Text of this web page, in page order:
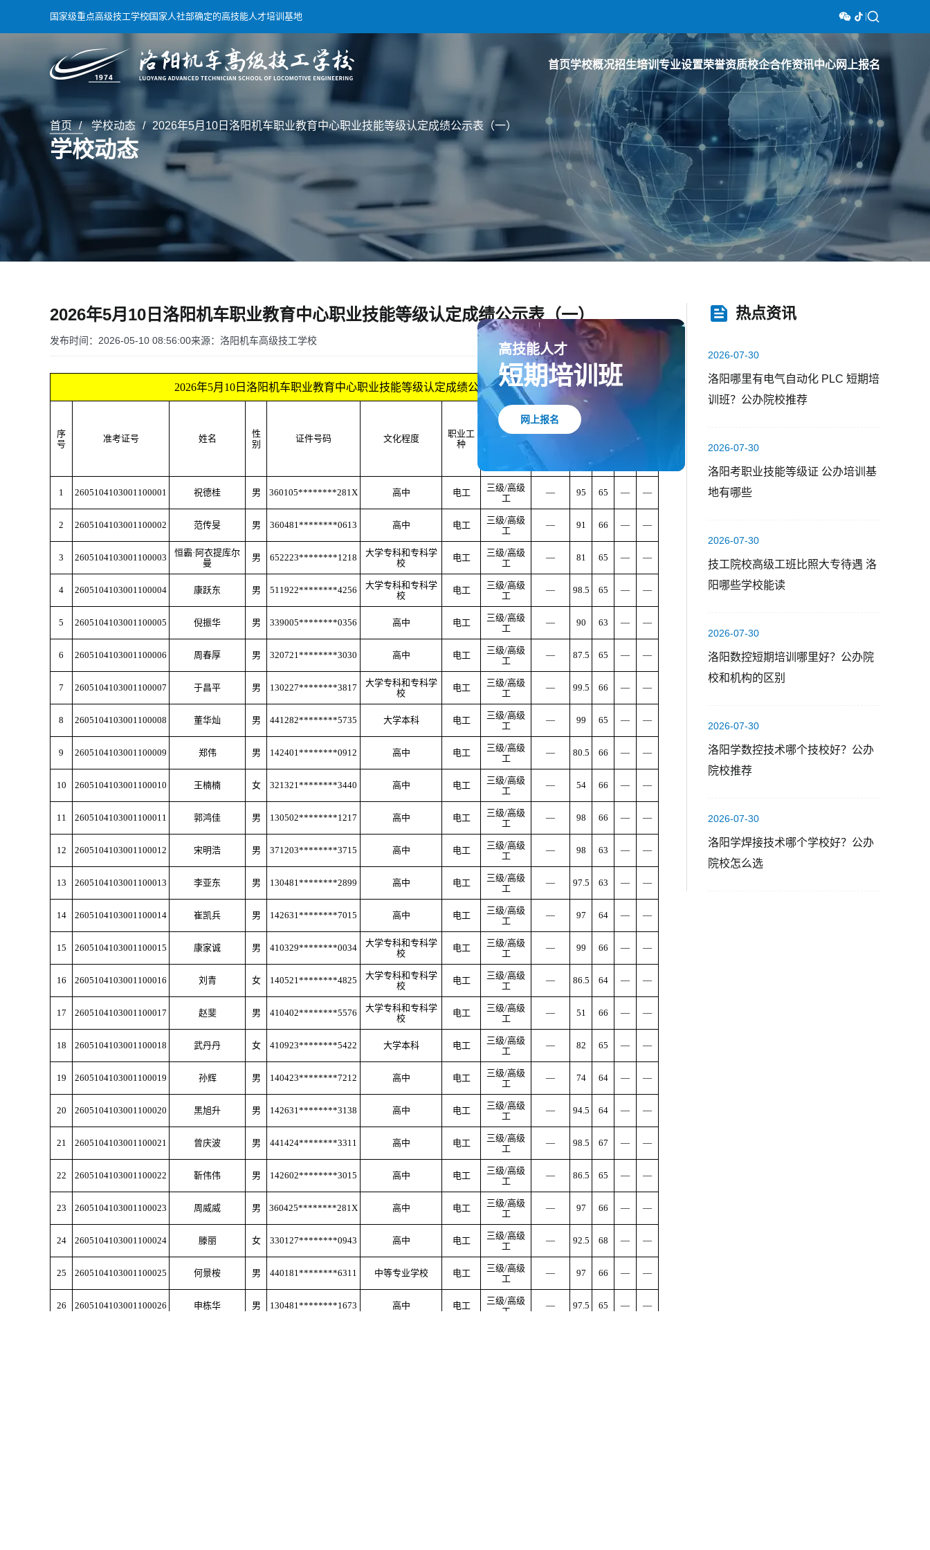
国家级重点高级技工学校 国家人社部确定的高技能人才培训基地
首页学校概况招生培训专业设置荣誉资质校企合作资讯中心网上报名
首页 学校动态 2026年5月10日洛阳机车职业教育中心职业技能等级认定成绩公示表（一）
学校动态
2026年5月10日洛阳机车职业教育中心职业技能等级认定成绩公示表（一）
发布时间：2026-05-10 08:56:00来源：洛阳机车高级技工学校
2026年5月10日洛阳机车职业教育中心职业技能等级认定成绩公示表（一）
序
号
准考证号 姓名
性
别
证件号码 文化程度
职业工
种
技能等级
考核成绩
1 2605104103001100001 祝德桂 男 360105********281X 高中 电工 三级/高级
工
— 95 65 — —
2 2605104103001100002 范传旻 男 360481********0613 高中 电工 三级/高级
工
— 91 66 — —
3 2605104103001100003 恒霸·阿衣提库尔
曼
男 652223********1218
大学专科和专科学
校
电工 三级/高级
工
— 81 65 — —
4 2605104103001100004 康跃东 男 511922********4256
大学专科和专科学
校
电工 三级/高级
工
— 98.5 65 — —
5 2605104103001100005 倪振华 男 339005********0356 高中 电工 三级/高级
工
— 90 63 — —
6 2605104103001100006 周春厚 男 320721********3030 高中 电工 三级/高级
工
— 87.5 65 — —
7 2605104103001100007 于昌平 男 130227********3817
大学专科和专科学
校
电工 三级/高级
工
— 99.5 66 — —
8 2605104103001100008 董华灿 男 441282********5735 大学本科 电工 三级/高级
工
— 99 65 — —
9 2605104103001100009 郑伟 男 142401********0912 高中 电工 三级/高级
工
— 80.5 66 — —
10 2605104103001100010 王楠楠 女 321321********3440 高中 电工 三级/高级
工
— 54 66 — —
11 2605104103001100011 郭鸿佳 男 130502********1217 高中 电工 三级/高级
工
— 98 66 — —
12 2605104103001100012 宋明浩 男 371203********3715 高中 电工 三级/高级
工
— 98 63 — —
13 2605104103001100013 李亚东 男 130481********2899 高中 电工 三级/高级
工
— 97.5 63 — —
14 2605104103001100014 崔凯兵 男 142631********7015 高中 电工 三级/高级
工
— 97 64 — —
15 2605104103001100015 康家诚 男 410329********0034
大学专科和专科学
校
电工 三级/高级
工
— 99 66 — —
16 2605104103001100016 刘青 女 140521********4825
大学专科和专科学
校
电工 三级/高级
工
— 86.5 64 — —
17 2605104103001100017 赵斐 男 410402********5576
大学专科和专科学
校
电工 三级/高级
工
— 51 66 — —
18 2605104103001100018 武丹丹 女 410923********5422 大学本科 电工 三级/高级
工
— 82 65 — —
19 2605104103001100019 孙辉 男 140423********7212 高中 电工 三级/高级
工
— 74 64 — —
20 2605104103001100020 黑旭升 男 142631********3138 高中 电工 三级/高级
工
— 94.5 64 — —
21 2605104103001100021 曾庆波 男 441424********3311 高中 电工 三级/高级
工
— 98.5 67 — —
22 2605104103001100022 靳伟伟 男 142602********3015 高中 电工 三级/高级
工
— 86.5 65 — —
23 2605104103001100023 周威威 男 360425********281X 高中 电工 三级/高级
工
— 97 66 — —
24 2605104103001100024 滕丽 女 330127********0943 高中 电工 三级/高级
工
— 92.5 68 — —
25 2605104103001100025 何景桉 男 440181********6311 中等专业学校 电工 三级/高级
工
— 97 66 — —
26 2605104103001100026 申栋华 男 130481********1673 高中 电工 三级/高级
工
— 97.5 65 — —
热点资讯
2026-07-30
洛阳哪里有电气自动化 PLC 短期培
训班？公办院校推荐
2026-07-30
洛阳考职业技能等级证 公办培训基
地有哪些
2026-07-30
技工院校高级工班比照大专待遇 洛
阳哪些学校能读
2026-07-30
洛阳数控短期培训哪里好？公办院
校和机构的区别
2026-07-30
洛阳学数控技术哪个技校好？公办
院校推荐
2026-07-30
洛阳学焊接技术哪个学校好？公办
院校怎么选
高技能人才
短期培训班